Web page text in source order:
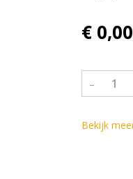
€ 0,00
–
Bekijk